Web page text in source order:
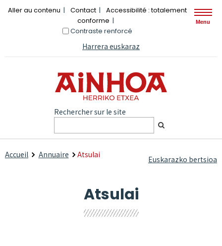
Aller au contenu Contact
Accessibilité : totalement
conforme
Contraste renforcé
Harrera euskaraz
Rechercher sur le site
Menu
Accueil Annuaire Atsulai
Euskarazko bertsioa
Atsulai